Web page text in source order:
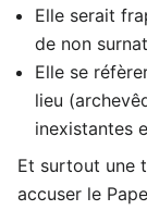
Elle serait
de non
Elle se
lieu
inexistantes
Et surtout une
accuser le